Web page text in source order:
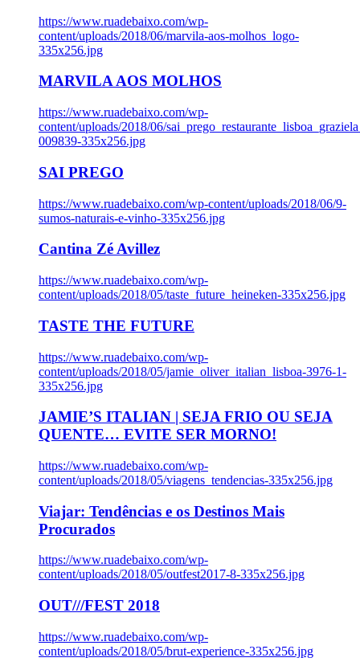
https://www.ruadebaixo.com/wp-
content/uploads/2018/06/marvila-aos-molhos_logo-
335x256.jpg
MARVILA AOS MOLHOS
https://www.ruadebaixo.com/wp-
content/uploads/2018/06/
009839-335x256.jpg
SAI PREGO
https://www.ruadebaixo.com/wp-content/uploads/2018/06/9-
sumos-naturais-e-vinho-335x256.jpg
Cantina Zé Avillez
https://www.ruadebaixo.com/wp-
content/uploads/2018/05/taste_future_heineken-335x256.jpg
TASTE THE FUTURE
https://www.ruadebaixo.com/wp-
content/uploads/2018/05/jamie_oliver_italian_lisboa-3976-1-
335x256.jpg
JAMIE’S ITALIAN | SEJA FRIO OU SEJA
QUENTE… EVITE SER MORNO!
https://www.ruadebaixo.com/wp-
content/uploads/2018/05/viagens_tendencias-335x256.jpg
Viajar: Tendências e os Destinos Mais
Procurados
https://www.ruadebaixo.com/wp-
content/uploads/2018/05/outfest2017-8-335x256.jpg
OUT///FEST 2018
https://www.ruadebaixo.com/wp-
content/uploads/2018/05/brut-experience-335x256.jpg